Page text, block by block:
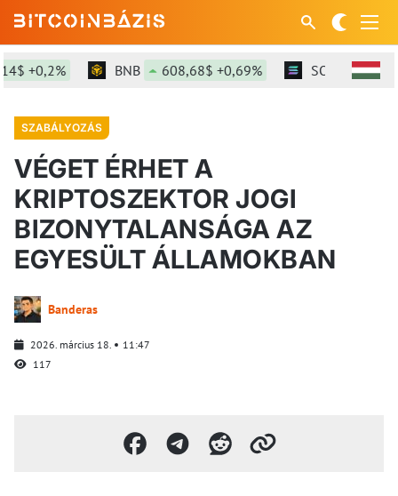
+0,2% BNB 608,68$ +0,69% SOL 76,84$
SZABÁLYOZÁS
VÉGET ÉRHET A
KRIPTOSZEKTOR JOGI
BIZONYTALANSÁGA AZ
EGYESÜLT ÁLLAMOKBAN
Banderas
2026. március 18.
11:47
117